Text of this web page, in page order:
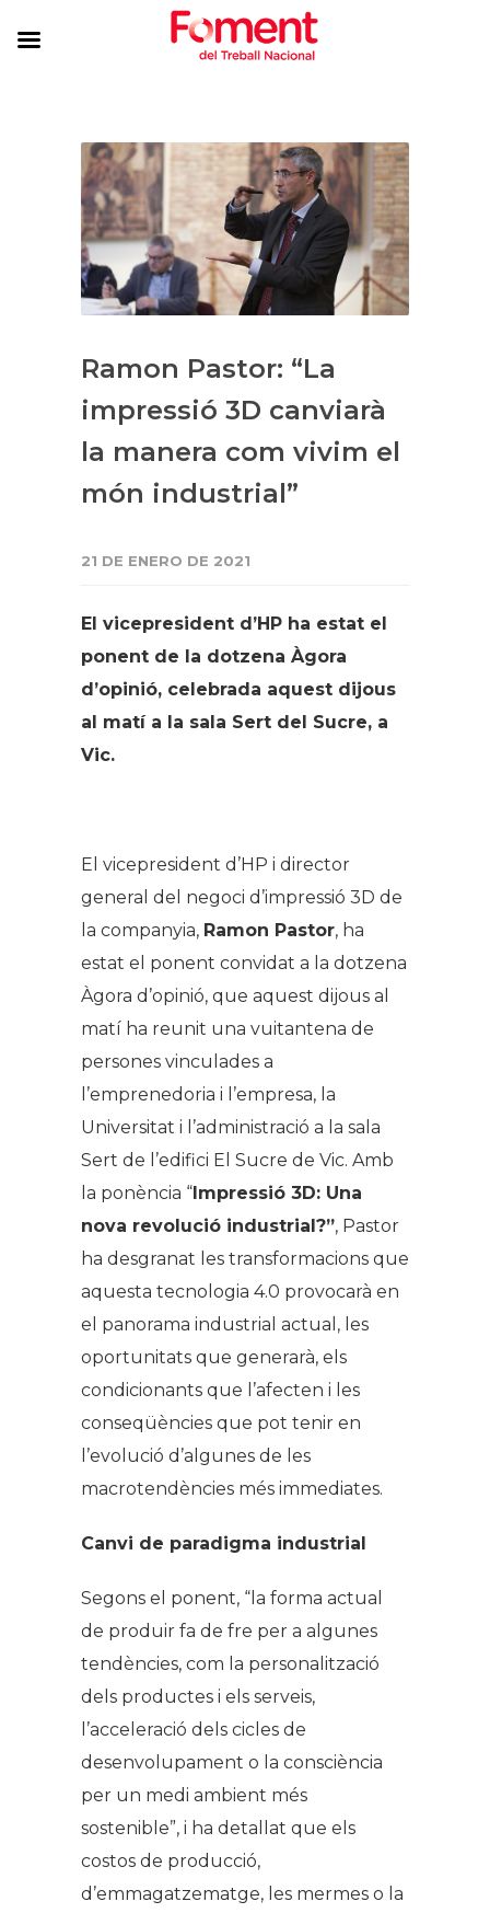
Ramon Pastor: “La
impressió 3D canviarà
la manera com vivim el
món industrial”
21 DE ENERO DE 2021
El vicepresident d’HP ha estat el
ponent de la dotzena Àgora
d’opinió, celebrada aquest dijous
al matí a la sala Sert del Sucre, a
Vic.
El vicepresident d’HP i director
general del negoci d’impressió 3D de
la companyia, Ramon Pastor, ha
estat el ponent convidat a la dotzena
Àgora d’opinió, que aquest dijous al
matí ha reunit una vuitantena de
persones vinculades a
l’emprenedoria i l’empresa, la
Universitat i l’administració a la sala
Sert de l’edifici El Sucre de Vic. Amb
la ponència “ Impressió 3D: Una
nova revolució industrial?”, Pastor
ha desgranat les transformacions que
aquesta tecnologia 4.0 provocarà en
el panorama industrial actual, les
oportunitats que generarà, els
condicionants que l’afecten i les
conseqüències que pot tenir en
l’evolució d’algunes de les
macrotendències més immediates.
Canvi de paradigma industrial
Segons el ponent, “la forma actual
de produir fa de fre per a algunes
tendències, com la personalització
dels productes i els serveis,
l’acceleració dels cicles de
desenvolupament o la consciència
per un medi ambient més
sostenible”, i ha detallat que els
costos de producció,
d’emmagatzematge, les mermes o la